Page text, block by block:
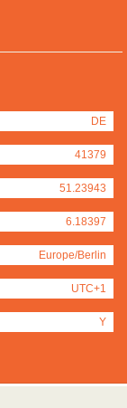
DE
41379
51.23943
6.18397
Europe/Berlin
UTC+1
Y